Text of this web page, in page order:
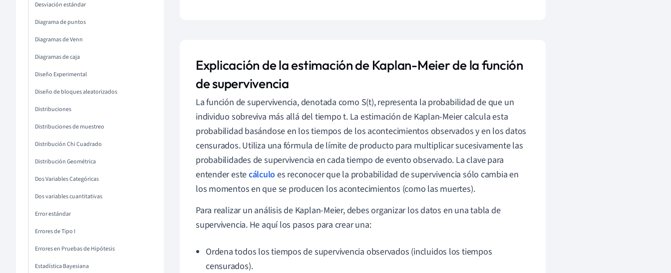
Desviación estándar
Diagrama de puntos
Diagramas de Venn
Diagramas de caja
Diseño Experimental
Diseño de bloques aleatorizados
Distribuciones
Distribuciones de muestreo
Distribución Chi Cuadrado
Distribución Geométrica
Dos Variables Categóricas
Dos variables cuantitativas
Error estándar
Errores de Tipo I
Errores en Pruebas de Hipótesis
Estadística Bayesiana
Explicación de la estimación de Kaplan-Meier de la función
de supervivencia
La función de supervivencia, denotada como S(t), representa la probabilidad de que un
individuo sobreviva más allá del tiempo t. La estimación de Kaplan-Meier calcula esta
probabilidad basándose en los tiempos de los acontecimientos observados y en los datos
censurados. Utiliza una fórmula de límite de producto para multiplicar sucesivamente las
probabilidades de supervivencia en cada tiempo de evento observado. La clave para
entender estecálculoes reconocer que la probabilidad de supervivencia sólo cambia en
los momentos en que se producen los acontecimientos (como las muertes).
Para realizar un análisis de Kaplan-Meier, debes organizar los datos en una tabla de
supervivencia. He aquí los pasos para crear una:
Ordena todos los tiempos de supervivencia observados (incluidos los tiempos
censurados).